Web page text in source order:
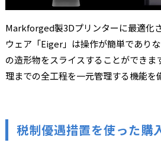
Markforged製3Dプリンターに最適化
ウェア「Eiger」は操作が簡単であり
の造形物をスライスすることができま
理までの全工程を一元管理する機能を
税制優遇措置を使った購